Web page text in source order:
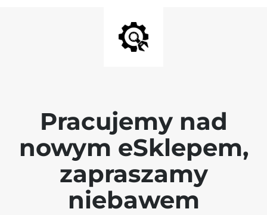
Pracujemy nad
nowym eSklepem,
zapraszamy
niebawem